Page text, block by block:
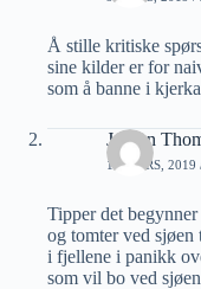
Å stille kritiske
sine kilder er for
som å banne i
Jørgen
10 MARS, 2019
Tipper det
og tomter ved
i fjellene i panikk
som vil bo ved